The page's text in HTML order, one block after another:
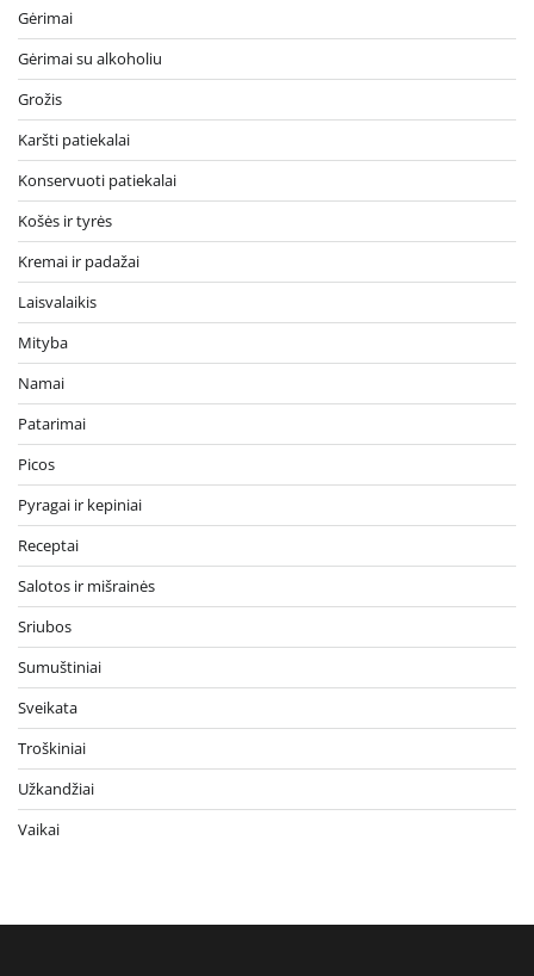
Gėrimai
Gėrimai su alkoholiu
Grožis
Karšti patiekalai
Konservuoti patiekalai
Košės ir tyrės
Kremai ir padažai
Laisvalaikis
Mityba
Namai
Patarimai
Picos
Pyragai ir kepiniai
Receptai
Salotos ir mišrainės
Sriubos
Sumuštiniai
Sveikata
Troškiniai
Užkandžiai
Vaikai